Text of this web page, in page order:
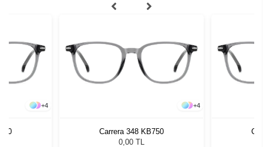
+4 +4
Carrera 348 KB750
0,00 TL